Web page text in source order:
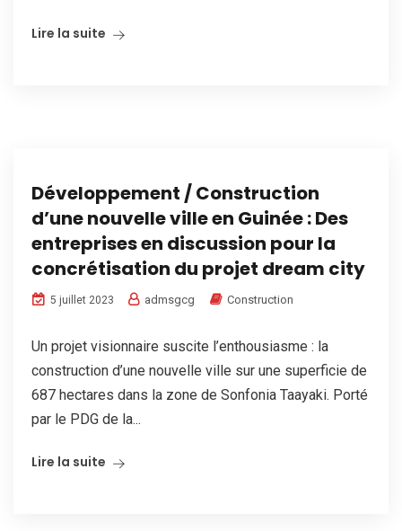
Lire la suite
Développement / Construction
d’une nouvelle ville en Guinée : Des
entreprises en discussion pour la
concrétisation du projet dream city
5 juillet 2023 admsgcg Construction
Un projet visionnaire suscite l’enthousiasme : la
construction d’une nouvelle ville sur une superficie de
687 hectares dans la zone de Sonfonia Taayaki. Porté
par le PDG de la...
Lire la suite